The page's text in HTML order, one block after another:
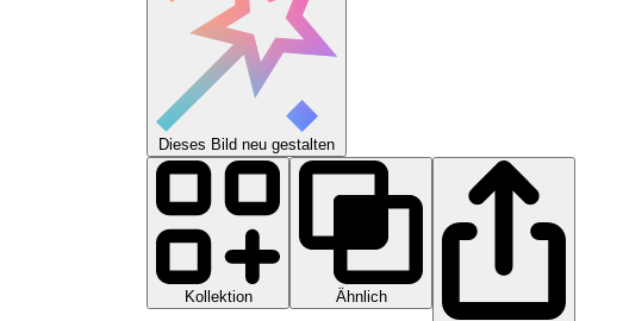
Dieses Bild neu gestalten
Kollektion
Ähnlich